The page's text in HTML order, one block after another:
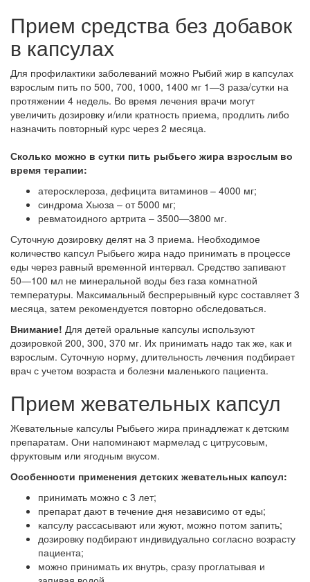
Прием средства без добавок
в капсулах
Для профилактики заболеваний можно Рыбий жир в капсулах
взрослым пить по 500, 700, 1000, 1400 мг 1―3 раза/сутки на
протяжении 4 недель. Во время лечения врачи могут
увеличить дозировку и/или кратность приема, продлить либо
назначить повторный курс через 2 месяца.
Сколько можно в сутки пить рыбьего жира взрослым во
время терапии:
атеросклероза, дефицита витаминов – 4000 мг;
синдрома Хьюза – от 5000 мг;
ревматоидного артрита – 3500―3800 мг.
Суточную дозировку делят на 3 приема. Необходимое
количество капсул Рыбьего жира надо принимать в процессе
еды через равный временной интервал. Средство запивают
50―100 мл не минеральной воды без газа комнатной
температуры. Максимальный беспрерывный курс составляет 3
месяца, затем рекомендуется повторно обследоваться.
Внимание! Для детей оральные капсулы используют
дозировкой 200, 300, 370 мг. Их принимать надо так же, как и
взрослым. Суточную норму, длительность лечения подбирает
врач с учетом возраста и болезни маленького пациента.
Прием жевательных капсул
Жевательные капсулы Рыбьего жира принадлежат к детским
препаратам. Они напоминают мармелад с цитрусовым,
фруктовым или ягодным вкусом.
Особенности применения детских жевательных капсул:
принимать можно с 3 лет;
препарат дают в течение дня независимо от еды;
капсулу рассасывают или жуют, можно потом запить;
дозировку подбирают индивидуально согласно возрасту
пациента;
можно принимать их внутрь, сразу проглатывая и